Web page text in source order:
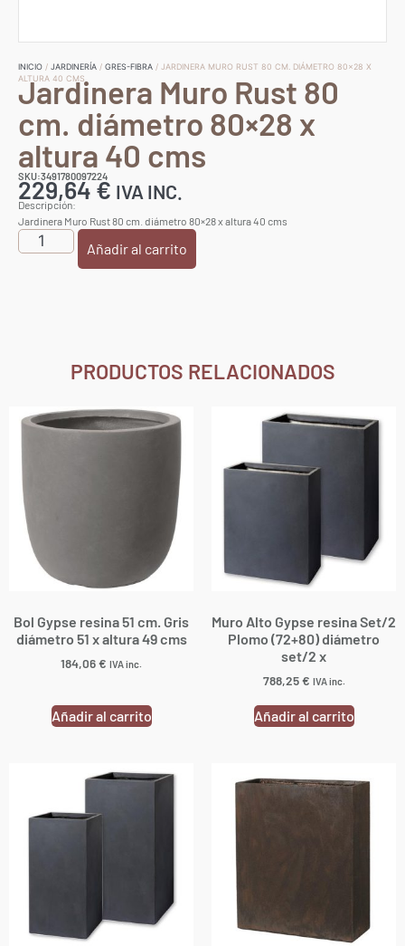
INICIO / JARDINERÍA / GRES-FIBRA / JARDINERA MURO RUST 80 CM. DIÁMETRO 80×28 X
ALTURA 40 CMS
Jardinera Muro Rust 80
cm. diámetro 80×28 x
altura 40 cms
SKU:3491780097224
229,64€ IVA INC.
Descripción:
Jardinera Muro Rust 80 cm. diámetro 80×28 x altura 40 cms
Añadir al carrito
PRODUCTOS RELACIONADOS
Bol Gypse resina 51 cm. Gris
diámetro 51 x altura 49 cms
184,06€ IVA inc.
Añadir al carrito
Muro Alto Gypse resina Set/2
Plomo (72+80) diámetro
set/2 x
788,25€ IVA inc.
Añadir al carrito